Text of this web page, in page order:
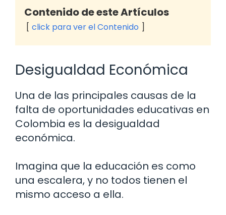
Contenido de este Artículos
click para ver el Contenido
Desigualdad Económica
Una de las principales causas de la
falta de oportunidades educativas en
Colombia es la desigualdad
económica.
Imagina que la educación es como
una escalera, y no todos tienen el
mismo acceso a ella.